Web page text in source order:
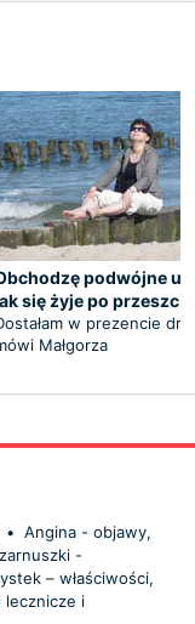
podwójne
się żyje po
w prezencie
Małgorza
• Angina - objawy,
-
– właściwości,
lecznicze i